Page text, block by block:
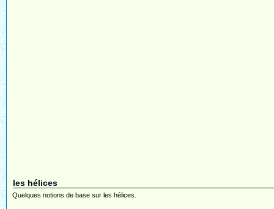
les hélices
Quelques notions de base sur les hélices.